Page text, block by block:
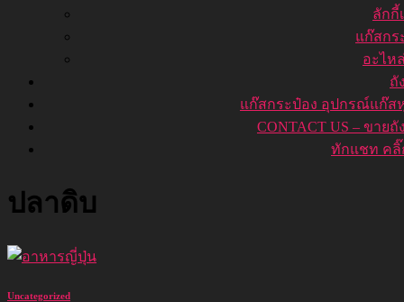
ลักกี้
แก๊สกร
อะไห
ถั
แก๊สกระป๋อง อุปกรณ์แก๊ส
CONTACT US – ขายถั
ทักแชท คลิ๊
ปลาดิบ
Uncategorized